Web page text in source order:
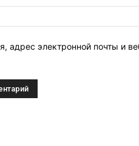
адрес электронной почты и